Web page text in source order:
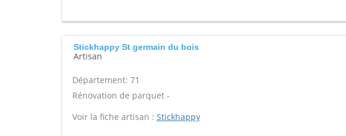
Stickhappy St germain du bois
Artisan
Département: 71
Rénovation de parquet -
Voir la fiche artisan : Stickhappy